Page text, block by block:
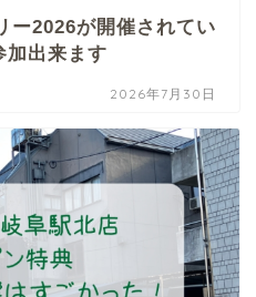
ー2026が開催されてい
出来ます
2026年7月30日